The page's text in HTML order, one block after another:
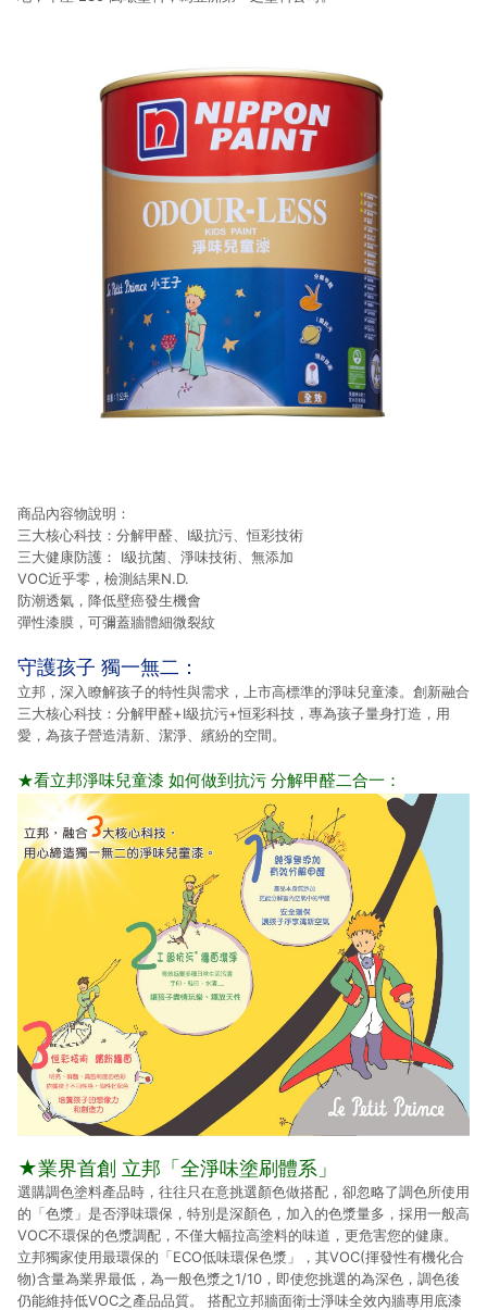
商品內容物說明：
三大核心科技：分解甲醛、I級抗污、恒彩技術
三大健康防護： I級抗菌、淨味技術、無添加
VOC近乎零，檢測結果N.D.
防潮透氣，降低壁癌發生機會
彈性漆膜，可彌蓋牆體細微裂紋
守護孩子 獨一無二：
立邦，深入瞭解孩子的特性與需求，上市高標準的淨味兒童漆。創新融合
三大核心科技：分解甲醛+I級抗污+恒彩科技，專為孩子量身打造，用
愛，為孩子營造清新、潔淨、繽紛的空間。
★看立邦淨味兒童漆 如何做到抗污 分解甲醛二合一：
★業界首創 立邦「全淨味塗刷體系」
選購調色塗料產品時，往往只在意挑選顏色做搭配，卻忽略了調色所使用
的「色漿」是否淨味環保，特別是深顏色，加入的色漿量多，採用一般高
VOC不環保的色漿調配，不僅大幅拉高塗料的味道，更危害您的健康。
立邦獨家使用最環保的「ECO低味環保色漿」，其VOC(揮發性有機化合
物)含量為業界最低，為一般色漿之1/10，即使您挑選的為深色，調色後
仍能維持低VOC之產品品質。 搭配立邦牆面衛士淨味全效內牆專用底漆